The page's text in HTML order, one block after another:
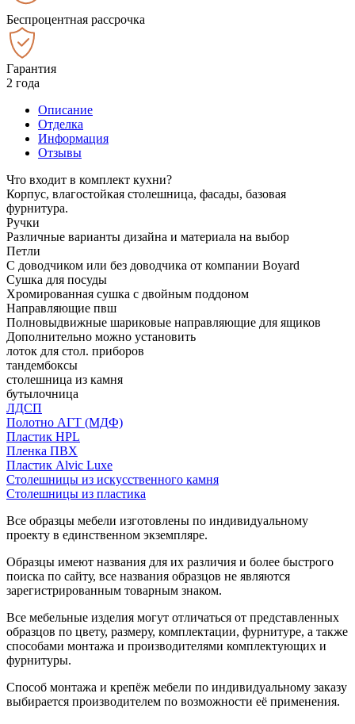
Беспроцентная рассрочка
Гарантия
2 года
Описание
Отделка
Информация
Отзывы
Что входит в комплект кухни?
Корпус, влагостойкая столешница, фасады, базовая
фурнитура.
Ручки
Различные варианты дизайна и материала на выбор
Петли
С доводчиком или без доводчика от компании Boyard
Сушка для посуды
Хромированная сушка с двойным поддоном
Направляющие пвш
Полновыдвижные шариковые направляющие для ящиков
Дополнительно можно установить
лоток для стол. приборов
тандембоксы
столешница из камня
бутылочница
ЛДСП
Полотно АГТ (МДФ)
Пластик HPL
Пленка ПВХ
Пластик Alvic Luxe
Столешницы из искусственного камня
Столешницы из пластика
Все образцы мебели изготовлены по индивидуальному
проекту в единственном экземпляре.
Образцы имеют названия для их различия и более быстрого
поиска по сайту, все названия образцов не являются
зарегистрированным товарным знаком.
Все мебельные изделия могут отличаться от представленных
образцов по цвету, размеру, комплектации, фурнитуре, а также
способами монтажа и производителями комплектующих и
фурнитуры.
Способ монтажа и крепёж мебели по индивидуальному заказу
выбирается производителем по возможности её применения.